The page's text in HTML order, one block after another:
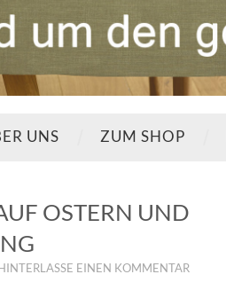
UNS ZUM SHOP
OSTERN UND
HINTERLASSE EINEN KOMMENTAR